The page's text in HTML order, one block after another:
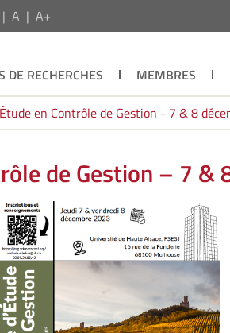
A A+
DE RECHERCHES MEMBRES
en Contrôle de Gestion - 7 & 8
de Gestion – 7 &